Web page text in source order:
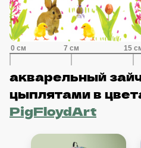
акварельный
цыплятами в
PigFloydArt